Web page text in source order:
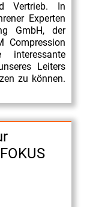
Vertrieb. In
Experten
GmbH, der
Compression
Leiters
zu können.